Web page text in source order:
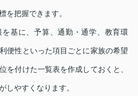
を把握できます。
基に、予算、通勤・通学、教育環
便性といった項目ごとに家族の希望
を付けた一覧表を作成しておくと、
しやすくなります。